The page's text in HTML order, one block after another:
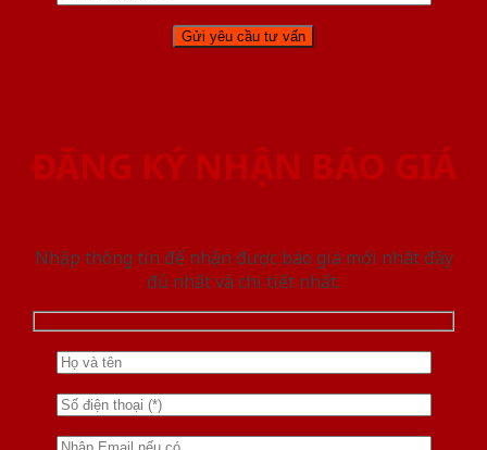
ĐĂNG KÝ NHẬN BÁO GIÁ
Nhập thông tin để nhận được báo giá mới nhât đầy
đủ nhất và chi tiết nhất.